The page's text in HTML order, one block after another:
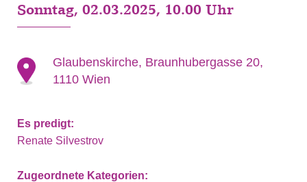
Sonntag, 02.03.2025, 10.00 Uhr
Glaubenskirche, Braunhubergasse 20,
1110 Wien
Es predigt:
Renate Silvestrov
Zugeordnete Kategorien: